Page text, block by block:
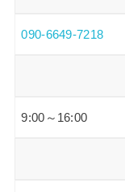
090-6649-7218
9:00～16:00